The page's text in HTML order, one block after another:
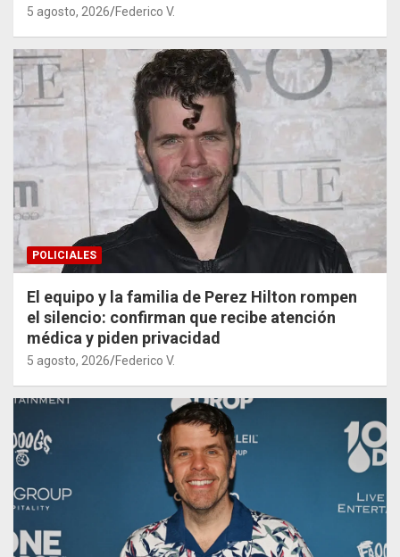
5 agosto, 2026 Federico V.
POLICIALES
El equipo y la familia de Perez Hilton rompen
el silencio: confirman que recibe atención
médica y piden privacidad
5 agosto, 2026 Federico V.